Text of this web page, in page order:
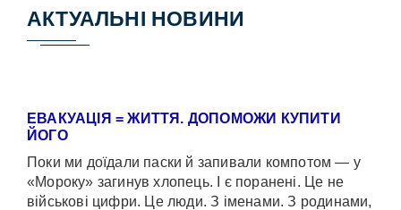
АКТУАЛЬНІ НОВИНИ
ЕВАКУАЦІЯ = ЖИТТЯ. ДОПОМОЖИ КУПИТИ
ЙОГО
Поки ми доїдали паски й запивали компотом — у
«Мороку» загинув хлопець. І є поранені. Це не
військові цифри. Це люди. З іменами. З родинами,